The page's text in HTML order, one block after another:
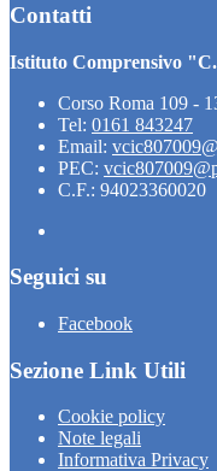
Contatti
Istituto Comprensivo
Corso Roma 109 -
Tel: 0161 843247
Email:
PEC:
C.F.: 94023360020
Seguici su
Facebook
Sezione Link Utili
Cookie policy
Note legali
Informativa Privacy